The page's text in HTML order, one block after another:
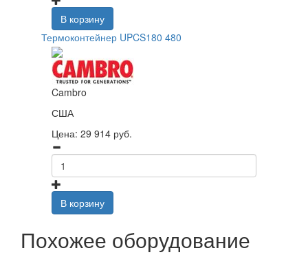
В корзину
Термоконтейнер UPCS180 480
Cambro
США
Цена: 29 914 руб.
В корзину
Похожее оборудование